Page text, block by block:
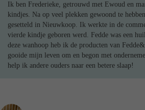
Ik ben Frederieke, getrouwd met Ewoud en
kindjes. Na op veel plekken gewoond te
gesetteld in Nieuwkoop. Ik werkte in de
vierde kindje geboren werd. Fedde was een
deze wanhoop heb ik de producten van
gooide mijn leven om en begon met
help ik andere ouders naar een betere slaap!